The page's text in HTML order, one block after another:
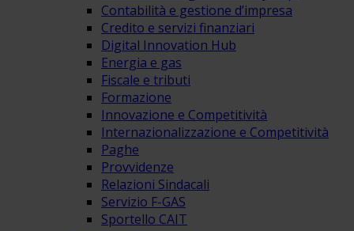
Contabilità e gestione d’impresa
Credito e servizi finanziari
Digital Innovation Hub
Energia e gas
Fiscale e tributi
Formazione
Innovazione e Competitività
Internazionalizzazione e Competitività
Paghe
Provvidenze
Relazioni Sindacali
Servizio F-GAS
Sportello CAIT